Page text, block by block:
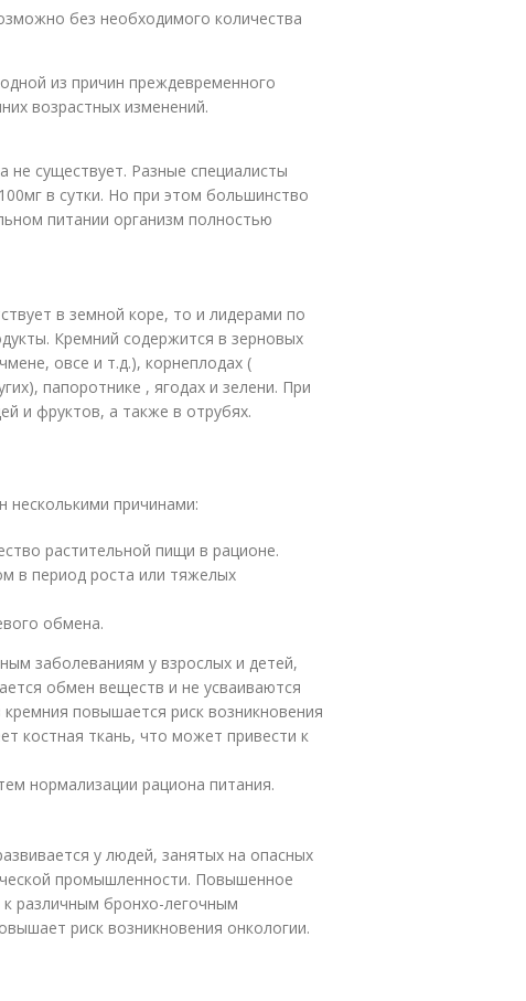
без необходимого количества
из причин преждевременного
возрастных изменений.
не существует. Разные специалисты
в сутки. Но при этом большинство
питании организм полностью
в земной коре, то и лидерами по
Кремний содержится в зерновых
овсе и т.д.), корнеплодах (
папоротнике , ягодах и зелени. При
и фруктов, а также в отрубях.
причинами:
растительной пищи в рационе.
в период роста или тяжелых
обмена.
заболеваниям у взрослых и детей,
обмен веществ и не усваиваются
повышается риск возникновения
костная ткань, что может привести к
нормализации рациона питания.
у людей, занятых на опасных
промышленности. Повышенное
различным бронхо-легочным
риск возникновения онкологии.